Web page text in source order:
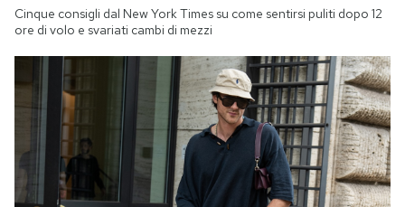
Cinque consigli dal New York Times su come sentirsi puliti dopo 12
ore di volo e svariati cambi di mezzi